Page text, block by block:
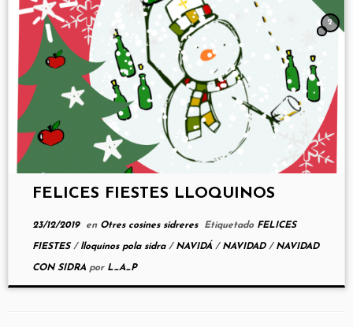
2
FELICES FIESTES LLOQUINOS
23/12/2019en Otres cosines sidreres Etiquetado FELICES
FIESTES/ lloquinos pola sidra / NAVIDÁ / NAVIDAD / NAVIDAD
CON SIDRA por L_A_P